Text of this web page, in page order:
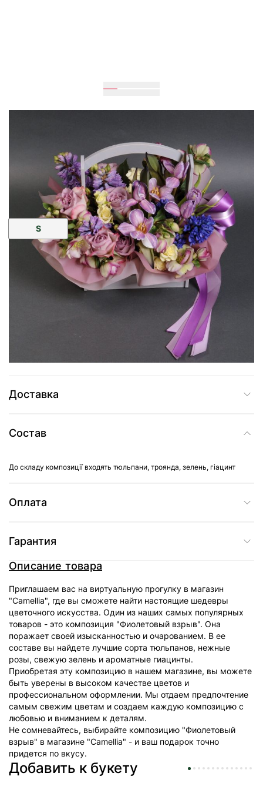
25см
Размер:
S
2 345 грн
Доставка
Состав
До складу композиції входять тюльпани, троянда, зелень, гіацинт
Оплата
Гарантия
Описание товара
Приглашаем вас на виртуальную прогулку в магазин
"Camellia", где вы сможете найти настоящие шедевры
цветочного искусства. Один из наших самых популярных
товаров - это композиция "Фиолетовый взрыв". Она
поражает своей изысканностью и очарованием. В ее
составе вы найдете лучшие сорта тюльпанов, нежные
розы, свежую зелень и ароматные гиацинты.
Приобретая эту композицию в нашем магазине, вы можете
быть уверены в высоком качестве цветов и
профессиональном оформлении. Мы отдаем предпочтение
самым свежим цветам и создаем каждую композицию с
любовью и вниманием к деталям.
Не сомневайтесь, выбирайте композицию "Фиолетовый
взрыв" в магазине "Camellia" - и ваш подарок точно
придется по вкусу.
Добавить к букету